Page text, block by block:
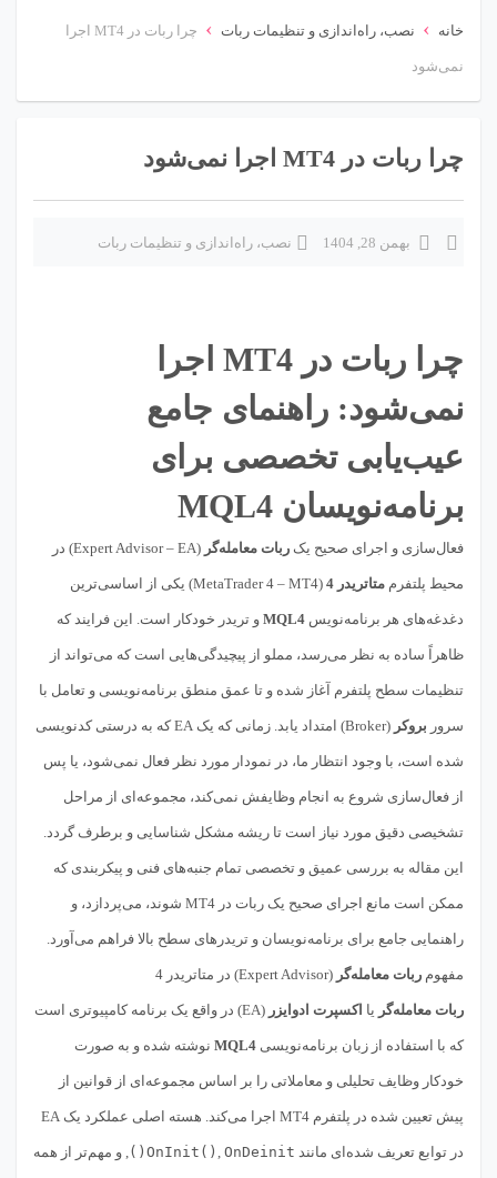
خانه › نصب، راه‌اندازی و تنظیمات ربات › چرا ربات در MT4 اجرا
نمی‌شود
چرا ربات در MT4 اجرا نمی‌شود
بهمن 28, 1404 نصب، راه‌اندازی و تنظیمات ربات
چرا ربات در MT4 اجرا
نمی‌شود: راهنمای جامع
عیب‌یابی تخصصی برای
برنامه‌نویسان MQL4
فعال‌سازی و اجرای صحیح یک ربات معامله‌گر (Expert Advisor – EA) در
محیط پلتفرم متاتریدر 4 (MetaTrader 4 – MT4) یکی از اساسی‌ترین
دغدغه‌های هر برنامه‌نویس MQL4 و تریدر خودکار است. این فرایند که
ظاهراً ساده به نظر می‌رسد، مملو از پیچیدگی‌هایی است که می‌تواند از
تنظیمات سطح پلتفرم آغاز شده و تا عمق منطق برنامه‌نویسی و تعامل با
سرور بروکر (Broker) امتداد یابد. زمانی که یک EA که به درستی کدنویسی
شده است، با وجود انتظار ما، در نمودار مورد نظر فعال نمی‌شود، یا پس
از فعال‌سازی شروع به انجام وظایفش نمی‌کند، مجموعه‌ای از مراحل
تشخیصی دقیق مورد نیاز است تا ریشه مشکل شناسایی و برطرف گردد.
این مقاله به بررسی عمیق و تخصصی تمام جنبه‌های فنی و پیکربندی که
ممکن است مانع اجرای صحیح یک ربات در MT4 شوند، می‌پردازد، و
راهنمایی جامع برای برنامه‌نویسان و تریدرهای سطح بالا فراهم می‌آورد.
مفهوم ربات معامله‌گر (Expert Advisor) در متاتریدر 4
ربات معامله‌گر یا اکسپرت ادوایزر (EA) در واقع یک برنامه کامپیوتری است
که با استفاده از زبان برنامه‌نویسی MQL4 نوشته شده و به صورت
خودکار وظایف تحلیلی و معاملاتی را بر اساس مجموعه‌ای از قوانین از
پیش تعیین شده در پلتفرم MT4 اجرا می‌کند. هسته اصلی عملکرد یک EA
در توابع تعریف شده‌ای مانند OnInit() , OnDeinit() , و مهم‌تر از همه